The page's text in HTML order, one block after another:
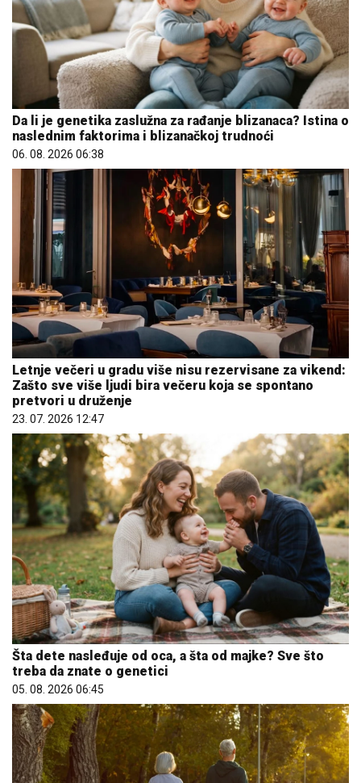
Da li je genetika zaslužna za rađanje blizanaca? Istina o
naslednim faktorima i blizanačkoj trudnoći
06. 08. 2026 06:38
Letnje večeri u gradu više nisu rezervisane za vikend:
Zašto sve više ljudi bira večeru koja se spontano
pretvori u druženje
23. 07. 2026 12:47
Šta dete nasleđuje od oca, a šta od majke? Sve što
treba da znate o genetici
05. 08. 2026 06:45